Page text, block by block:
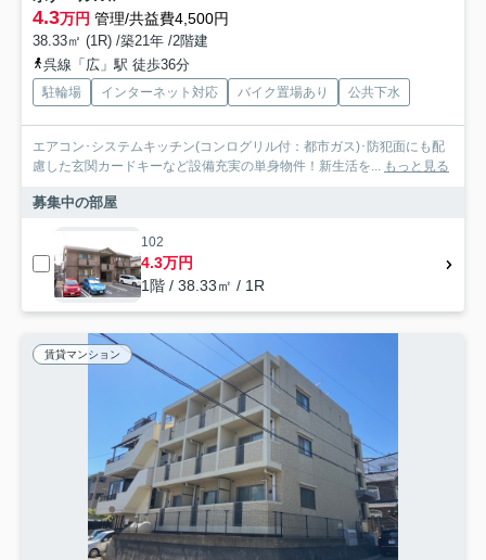
4.3万円 管理/共益費4,500円
38.33㎡ (1R) /築21年 /2階建
呉線「広」駅 徒歩36分
駐輪場 インターネット対応 バイク置場あり 公共下水
エアコン･システムキッチン(コンログリル付：都市ガス)･防犯面にも配
慮した玄関カードキーなど設備充実の単身物件！新生活を...
もっと見る
募集中の部屋
102
4.3万円
1階 / 38.33㎡ / 1R
賃貸マンション